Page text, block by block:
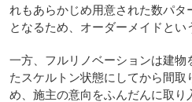
れもあらかじめ用意された数パタ
となるため、オーダーメイドとい
一方、フルリノベーションは建物
たスケルトン状態にしてから間取
め、施主の意向をふんだんに取り